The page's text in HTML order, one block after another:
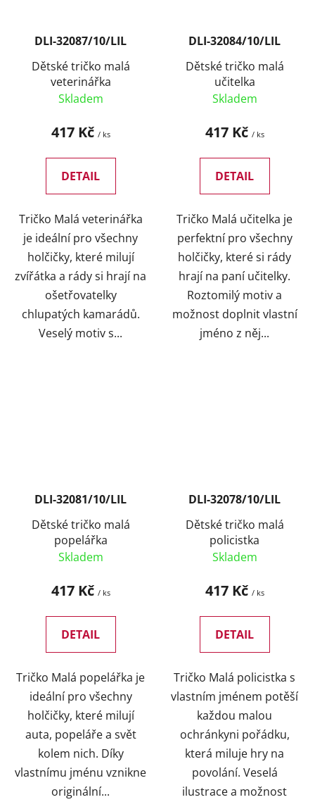
DLI-32087/10/LIL
Dětské tričko malá
veterinářka
Skladem
417 Kč / ks
DETAIL
Tričko Malá veterinářka
je ideální pro všechny
holčičky, které milují
zvířátka a rády si hrají na
ošetřovatelky
chlupatých kamarádů.
Veselý motiv s...
DLI-32084/10/LIL
Dětské tričko malá
učitelka
Skladem
417 Kč / ks
DETAIL
Tričko Malá učitelka je
perfektní pro všechny
holčičky, které si rády
hrají na paní učitelky.
Roztomilý motiv a
možnost doplnit vlastní
jméno z něj...
DLI-32081/10/LIL
Dětské tričko malá
popelářka
Skladem
417 Kč / ks
DETAIL
Tričko Malá popelářka je
ideální pro všechny
holčičky, které milují
auta, popeláře a svět
kolem nich. Díky
vlastnímu jménu vznikne
originální...
DLI-32078/10/LIL
Dětské tričko malá
policistka
Skladem
417 Kč / ks
DETAIL
Tričko Malá policistka s
vlastním jménem potěší
každou malou
ochránkyni pořádku,
která miluje hry na
povolání. Veselá
ilustrace a možnost